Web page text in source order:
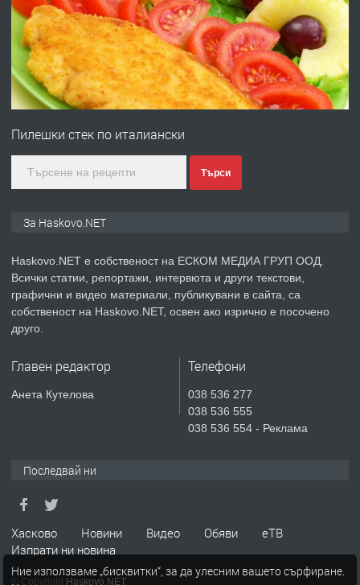
преди 4 дни
ПРЕДЛАГА
№4120 Магазин/Офис под наем в кв.
градската градина!
преди 5 дни
ПРЕДЛАГА
Продавам парцел в гр. Хасково кв.
СГЛОБЯВАНЕ НА МЕБЕЛИ.
ПРЕДЛАГА
№4119 Едностаен обзаведен
апартамент под наем в кв.
Училищни, гр. Хасково.
Пилешки стек по италиански
Търси
За Haskovo.NET
Haskovo.NET е собственост на ЕСКОМ МЕДИА ГРУП ООД.
Всички статии, репортажи, интервюта и други текстови,
графични и видео материали, публикувани в сайта, са
собственост на Haskovo.NET, освен ако изрично е посочено
друго.
Главен редактор
Анета Кутелова
Телефони
038 536 277
038 536 555
038 536 554 - Реклама
Последвай ни
Хасково Новини Видео Обяви
еТВ
Изпрати ни новина
© Copyright Haskovo.NET
Ние използваме „бисквитки“, за да улесним вашето сърфиране.